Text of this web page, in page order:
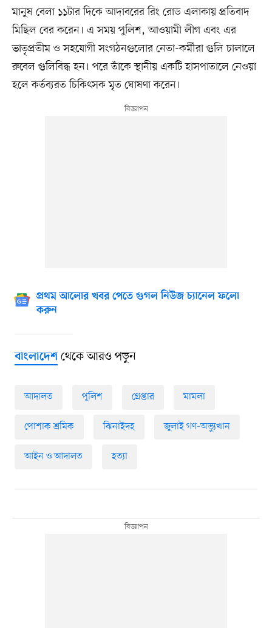
মানুষ বেলা ১১টার দিকে আদাবরের রিং রোড এলাকায় প্রতিবাদ
মিছিল বের করেন। এ সময় পুলিশ, আওয়ামী লীগ এবং এর
ভাতৃপ্রতীম ও সহযোগী সংগঠনগুলোর নেতা-কর্মীরা গুলি চালালে
রুবেল গুলিবিদ্ধ হন। পরে তাঁকে স্থানীয় একটি হাসপাতালে নেওয়া
হলে কর্তব্যরত চিকিৎসক মৃত ঘোষণা করেন।
প্রথম আলোর খবর পেতে গুগল নিউজ চ্যানেল ফলো
করুন
বাংলাদেশথেকে আরও পড়ুন
আদালত পুলিশ গ্রেপ্তার মামলা
পোশাক শ্রমিক ঝিনাইদহ জুলাই গণ-অভ্যুত্থান
আইন ও আদালত হত্যা